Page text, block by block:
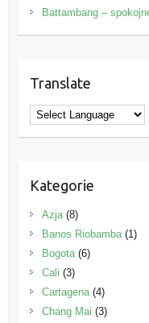
Battambang –
Translate
Kategorie
Azja(8)
Banos Riobamba(1)
Bogota(6)
Cali (3)
Cartagena(4)
Chang Mai (3)